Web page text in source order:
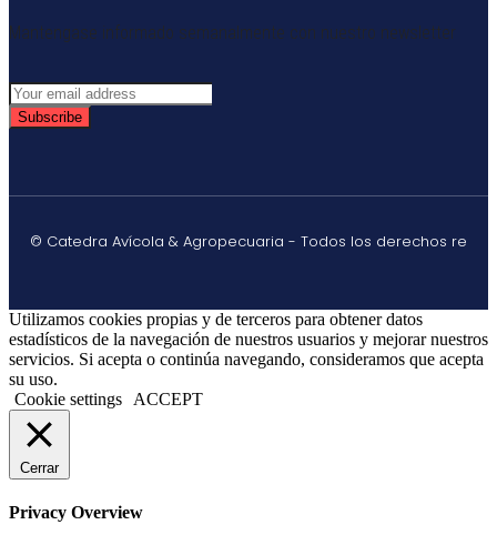
Mantengase informado semanalmente con nuestro newsletter
Subscribe
© Catedra Avícola & Agropecuaria - Todos los derechos re
Utilizamos cookies propias y de terceros para obtener datos
estadísticos de la navegación de nuestros usuarios y mejorar nuestros
servicios. Si acepta o continúa navegando, consideramos que acepta
su uso.
Cookie settings
ACCEPT
Cerrar
Privacy Overview